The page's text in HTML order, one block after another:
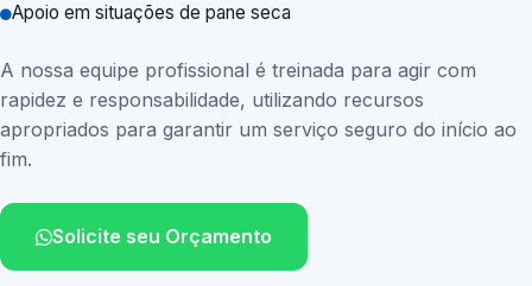
Apoio em situações de pane seca
A nossa equipe profissional é treinada para agir com
rapidez e responsabilidade, utilizando recursos
apropriados para garantir um serviço seguro do início ao
fim.
Solicite seu Orçamento